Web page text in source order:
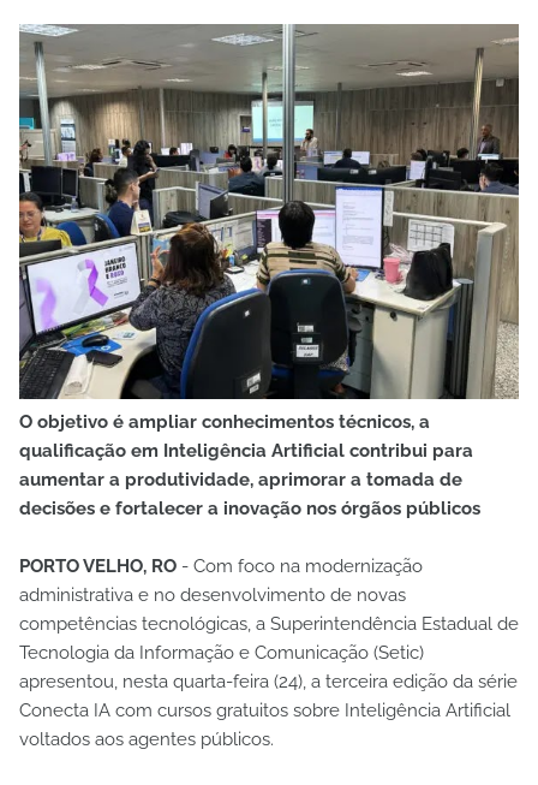
O objetivo é ampliar conhecimentos técnicos, a
qualificação em Inteligência Artificial contribui para
aumentar a produtividade, aprimorar a tomada de
decisões e fortalecer a inovação nos órgãos públicos
PORTO VELHO, RO - Com foco na modernização
administrativa e no desenvolvimento de novas
competências tecnológicas, a Superintendência Estadual de
Tecnologia da Informação e Comunicação (Setic)
apresentou, nesta quarta-feira (24), a terceira edição da série
Conecta IA com cursos gratuitos sobre Inteligência Artificial
voltados aos agentes públicos.